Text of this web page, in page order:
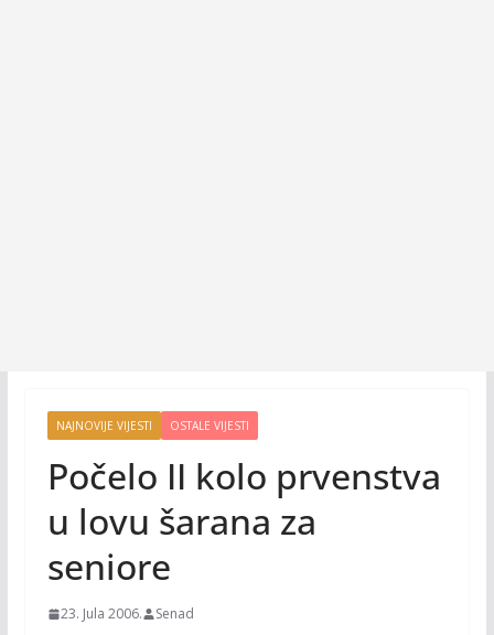
NAJNOVIJE VIJESTI OSTALE VIJESTI
Počelo II kolo prvenstva
u lovu šarana za
seniore
23. Jula 2006. Senad